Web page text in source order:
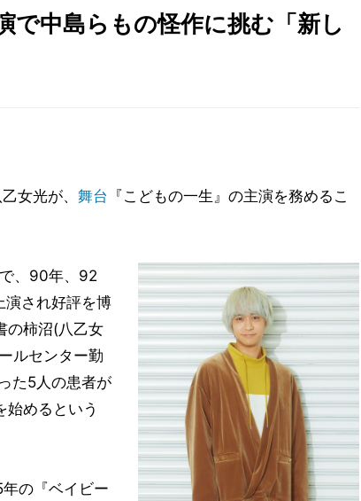
で中島らもの怪作に挑む「新し
女光が、 舞台 『こどもの一生』の主演を務めるこ
、90年、92
演され好評を博
の柿沼(八乙女
ルセンター勤
た5人の患者が
始めるという
の『ベイビー